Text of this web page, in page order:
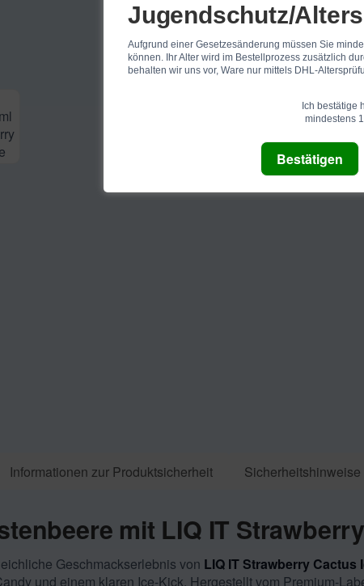
Informationen zur Produktsicherheit Sicherheitshinweise
mit LIQ IT
Geschmackserlebnis von LIQ IT Strawberry Cactus
und einem klaren Ice-Kick. Hergestellt vom Premium-
Jugendschutz/
Aufgrund einer Gesetzesänderung müssen Sie
können. Ihr Alter wird im Bestellprozess zusätzlich
behalten wir uns vor, Ware nur mittels DHL-
Ich bestätige
mindestens